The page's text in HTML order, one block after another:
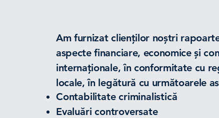
Am furnizat clienților noștri
aspecte financiare, economice și
internaționale, în conformitate cu
locale, în legătură cu următoarele
Contabilitate criminalistică
Evaluări controversate